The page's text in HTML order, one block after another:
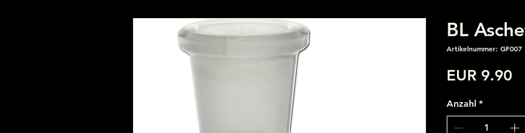
BL
Artikelnummer: GF007
EUR 9.90
Anzahl *